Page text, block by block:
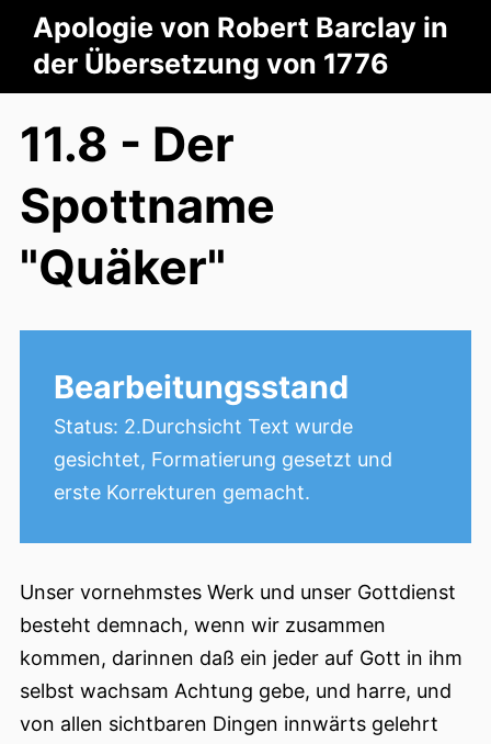
Apologie von Robert Barclay in
der Übersetzung von 1776
11.8 - Der
Spottname
"Quäker"
Bearbeitungsstand
Status: 2.Durchsicht Text wurde
gesichtet, Formatierung gesetzt und
erste Korrekturen gemacht.
Unser vornehmstes Werk und unser Gottdienst
besteht demnach, wenn wir zusammen
kommen, darinnen daß ein jeder auf Gott in ihm
selbst wachsam Achtung gebe, und harre, und
von allen sichtbaren Dingen innwärts gelehrt